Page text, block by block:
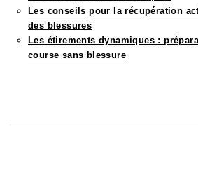
Les conseils pour la récupération
des blessures
Les étirements dynamiques :
course sans blessure